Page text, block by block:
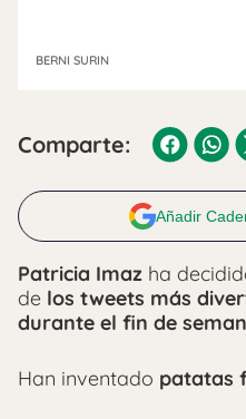
BERNI SURIN
Comparte:
Añadir
Patricia Imaz ha
de los tweets más
durante el fin de
Han inventado patatas